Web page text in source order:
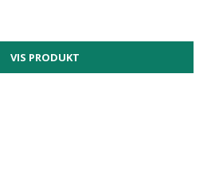
VIS PRODUKT